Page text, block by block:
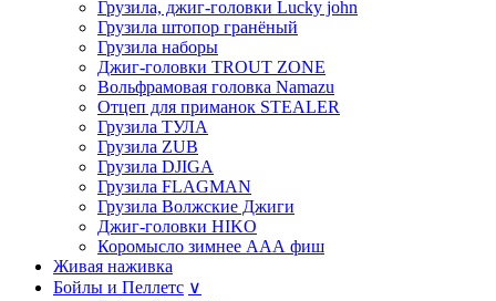
Грузила, джиг-головки Lucky john
Грузила штопор гранёный
Грузила наборы
Джиг-головки TROUT ZONE
Вольфрамовая головка Namazu
Отцеп для приманок STEALER
Грузила ТУЛА
Грузила ZUB
Грузила DJIGA
Грузила FLAGMAN
Грузила Волжские Джиги
Джиг-головки HIKO
Коромысло зимнее ААА фиш
Живая наживка
Бойлы и Пеллетс ∨